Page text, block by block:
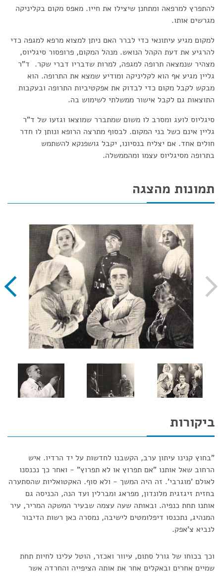
להתפרץ למרפאה ומתחנן שיצילו את חייו. מאפס מקום בקליניקה
מגרשים אותו.
למקום מגיע עיתונאי כדי לברר האם ניתן למצוא מרפא למגפה כדי
להרגיע את דעת הקהל הנואש. מנהל המקום, פרופסור סיגליוס,
מצהיר שנמצאה תרופה למגפה, למרות שדבריו דברי שקר. ד"ר
גליין מגיע אף הוא לקליניקה ומודיע שמצא את התרופה. הוא
מבקש לקבל מקום כדי לבדוק את אפקטיביות התרופה ובעקבות
התוצאות גם לקבל אישור ממשלתי לשימוש בה.
סיגליוס לועג ומסרב לו משום שמתברר שמוצאו וגזעו של ד"ר
גליין אינם כשל בני המקום. לבסוף מתרצה הרופא ונותן לו חדר
חולים אחד. אם יצליח בנסיונו, יקבל גושפנקא להשתמש
בתרופה מסיגליוס עצמו ומהממשלה.
תמונות מהצגה
ביקורות
"בחוץ קנינו עיתון ערב, הקשבנו לחדשות על יד הרדיו. איש
הרחוב שאל אותנו "אם תפרוץ או לא תפרוץ" - ואחר כך נכנסנו
לאולם 'מוגרבי'. זה היה המשך - ולא סוף. האקטואליות שהסתערה
בחזית זיגזגית מלונדון, מפראג ומברלין ועד הנה, הכניסה גם
אותנו תחת כנפיה. ובאותה שעה עצמה שבעיר המשקה המריר, עיר
המנהיג, נתכנסו דיפלומטים לישיבה, נמסרה כאן רשות הדיבור
לנביא צ'אפק.
וכך בכוחו של גורל סתום, עיוור ואכזר, הוטל עלינו לחיות תחת
שמיים אחרים ובאקלים אחר את אותה הציפייה והחרדה אשר